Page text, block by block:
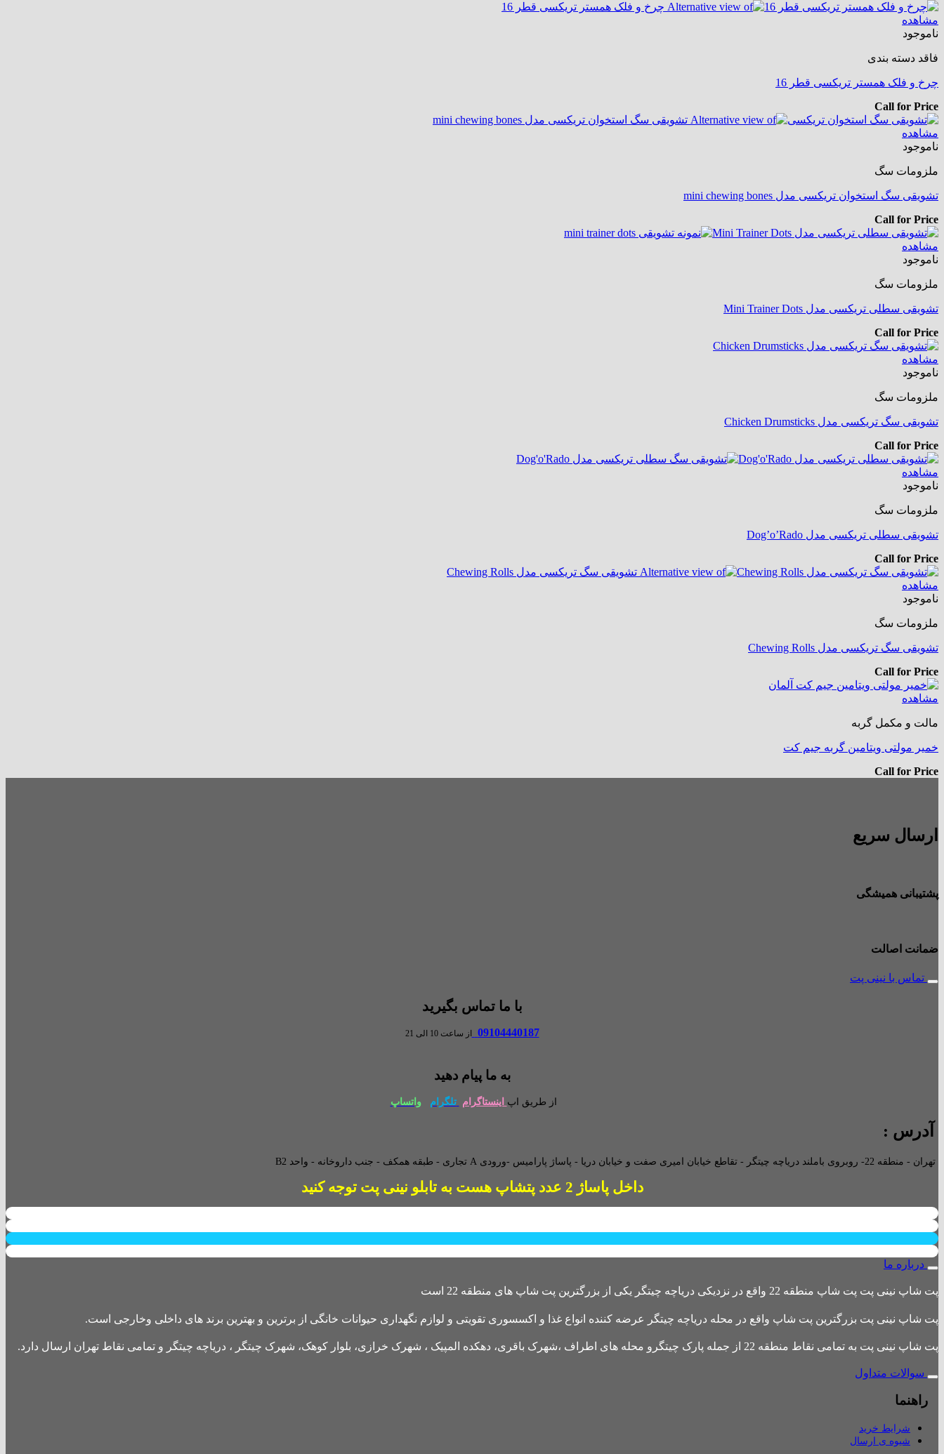
مشاهده
ناموجود
فاقد دسته بندی
چرخ و فلک همستر تریکسی قطر 16
Call for Price
مشاهده
ناموجود
ملزومات سگ
تشویقی سگ استخوان تریکسی مدل mini chewing bones
Call for Price
مشاهده
ناموجود
ملزومات سگ
تشویقی سطلی تریکسی مدل Mini Trainer Dots
Call for Price
مشاهده
ناموجود
ملزومات سگ
تشویقی سگ تریکسی مدل Chicken Drumsticks
Call for Price
مشاهده
ناموجود
ملزومات سگ
تشویقی سطلی تریکسی مدل Dog’o’Rado
Call for Price
مشاهده
ناموجود
ملزومات سگ
تشویقی سگ تریکسی مدل Chewing Rolls
Call for Price
مشاهده
مالت و مکمل گربه
خمیر مولتی ویتامین گربه جیم کت
Call for Price
ارسال سریع
پشتیبانی همیشگی
ضمانت اصالت
تماس با نینی پت
با ما تماس بگیرید
09104440187 از ساعت 10 الی 21
به ما پیام دهید
از طریق اپ اینستاگرام تلگرام واتساپ
آدرس :
تهران - منطقه 22- روبروی باملند دریاچه چیتگر - تقاطع خیابان امیری صفت و خیابان دریا - پاساژ پارامیس -ورودی A تجاری - طبقه همکف - جنب داروخانه - واحد B2
داخل پاساژ 2 عدد پتشاپ هست به تابلو نینی پت توجه کنید
درباره ما
پت شاپ نینی پت پت شاپ منطقه 22 واقع در نزدیکی دریاچه چیتگر یکی از بزرگترین پت شاپ های منطقه 22 است
پت شاپ نینی پت بزرگترین پت شاپ واقع در محله دریاچه چیتگر عرضه کننده انواع غذا و اکسسوری تقویتی و لوازم نگهداری حیوانات خانگی از برترین و بهترین برند های داخلی وخارجی است.
پت شاپ نینی پت به تمامی نقاط منطقه 22 از جمله پارک چیتگرو محله های اطراف ،شهرک باقری، دهکده المپیک ، شهرک خرازی، بلوار کوهک، شهرک چیتگر ، دریاچه چیتگر و تمامی نقاط تهران ارسال دارد.
سوالات متداول
راهنما
شرایط خرید
شیوه ی ارسال